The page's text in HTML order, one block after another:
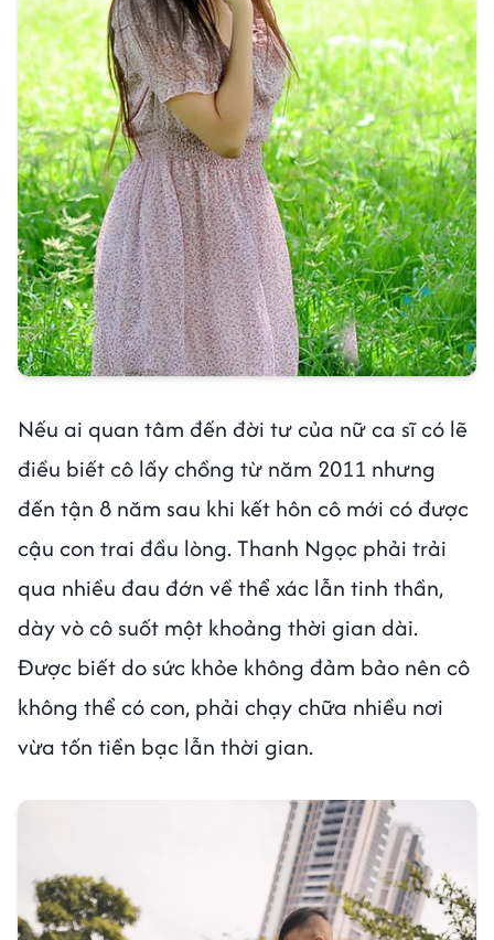
Nếu ai quan tâm đến đời tư của nữ ca sĩ có lẽ
điều biết cô lấy chồng từ năm 2011 nhưng
đến tận 8 năm sau khi kết hôn cô mới có được
cậu con trai đầu lòng. Thanh Ngọc phải trải
qua nhiều đau đớn về thể xác lẫn tinh thần,
dày vò cô suốt một khoảng thời gian dài.
Được biết do sức khỏe không đảm bảo nên cô
không thể có con, phải chạy chữa nhiều nơi
vừa tốn tiền bạc lẫn thời gian.